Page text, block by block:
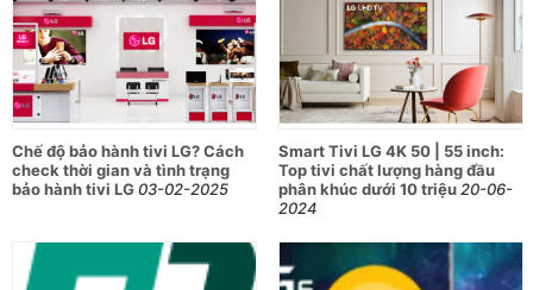
Chế độ bảo hành tivi LG? Cách
check thời gian và tình trạng
bảo hành tivi LG03-02-2025
Smart Tivi LG 4K 50 | 55 inch:
Top tivi chất lượng hàng đầu
phân khúc dưới 10 triệu20-06-
2024